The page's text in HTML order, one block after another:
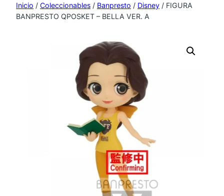
Inicio / Coleccionables / Banpresto / Disney / FIGURA
BANPRESTO QPOSKET – BELLA VER. A